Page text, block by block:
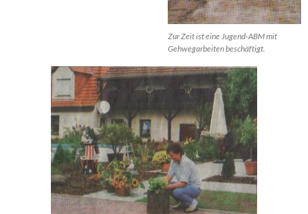
Zur Zeit ist eine Jugend-ABM mit
Gehwegarbeiten beschäftigt.